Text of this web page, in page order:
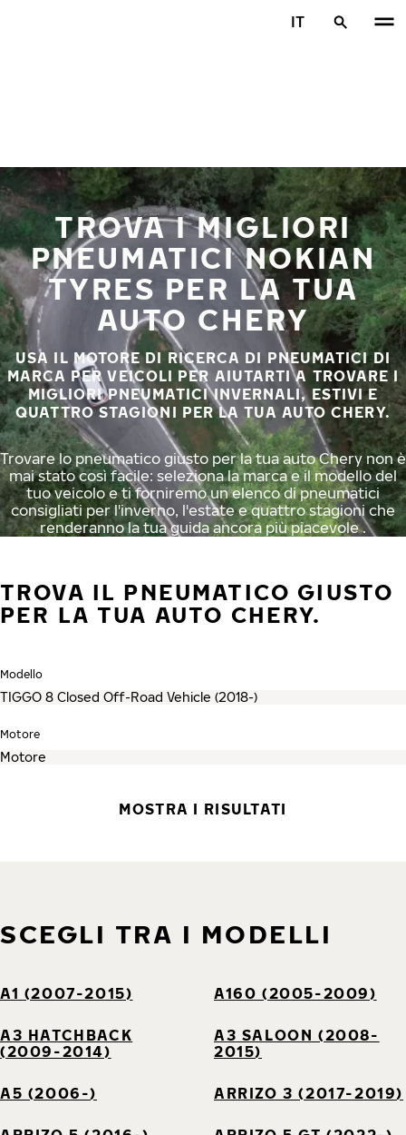
IT
TROVA I MIGLIORI
PNEUMATICI NOKIAN
TYRES PER LA TUA
AUTO CHERY
USA IL MOTORE DI RICERCA DI PNEUMATICI DI
MARCA PER VEICOLI PER AIUTARTI A TROVARE I
MIGLIORI PNEUMATICI INVERNALI, ESTIVI E
QUATTRO STAGIONI PER LA TUA AUTO CHERY.
Trovare lo pneumatico giusto per la tua auto Chery non è
mai stato così facile: seleziona la marca e il modello del
tuo veicolo e ti forniremo un elenco di pneumatici
consigliati per l'inverno, l'estate e quattro stagioni che
renderanno la tua guida ancora più piacevole .
TROVA IL PNEUMATICO GIUSTO
PER LA TUA AUTO CHERY.
Modello
Motore
MOSTRA I RISULTATI
SCEGLI TRA I MODELLI
A1 (2007-2015) A160 (2005-2009)
A3 HATCHBACK
(2009-2014)
A3 SALOON (2008-
2015)
A5 (2006-) ARRIZO 3 (2017-2019)